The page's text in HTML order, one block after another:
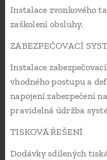
Instalace zvonkového
zaškolení obsluhy.
ZABEZPEČOVACÍ
Instalace
vhodného postupu a
napojení zabezpečení
pravidelná údržba
TISKOVÁ ŘEŠENÍ
Dodávky sdílených